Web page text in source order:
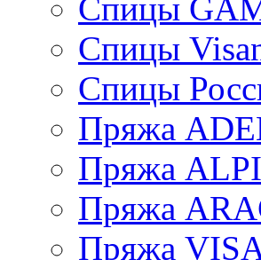
Спицы
Спицы
Спицы
Пряжа
Пряжа
Пряжа
Пряжа